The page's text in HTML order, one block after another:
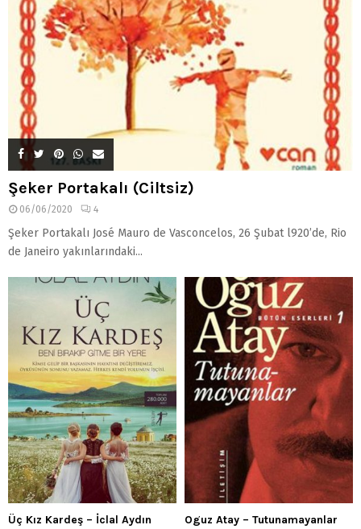
Şeker Portakalı (Ciltsiz)
06/06/2020 4
Şeker Portakalı José Mauro de Vasconcelos, 26 Şubat l920’de, Rio
de Janeiro yakınlarındaki...
Üç Kız Kardeş – İclal Aydın Oguz Atay – Tutunamayanlar